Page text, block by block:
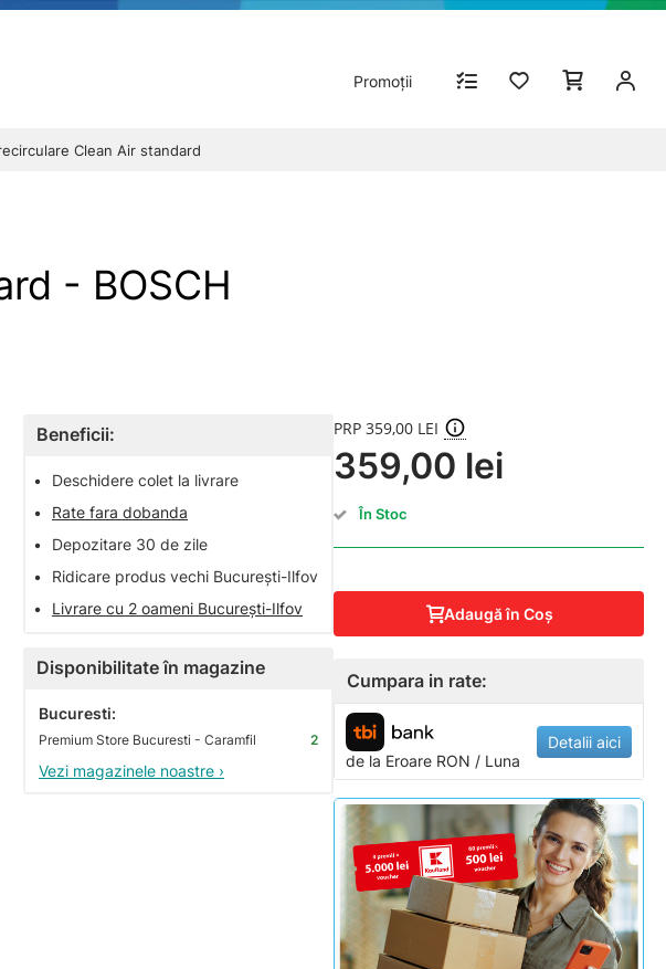
Promoții
Clean Air standard
- BOSCH
Beneficii:
•
Deschidere colet la livrare
•
Rate fara dobanda
•
Depozitare 30 de zile
•
Ridicare produs vechi București-Ilfov
•
Livrare cu 2 oameni București-Ilfov
Disponibilitate în magazine
Bucuresti:
Premium Store Bucuresti - Caramfil 2
Vezi magazinele noastre ›
PRP 359,00 LEI
359,00 lei
În Stoc
Adaugă în Coş
Cumpara in rate:
de la Eroare RON / Luna
Detalii aici